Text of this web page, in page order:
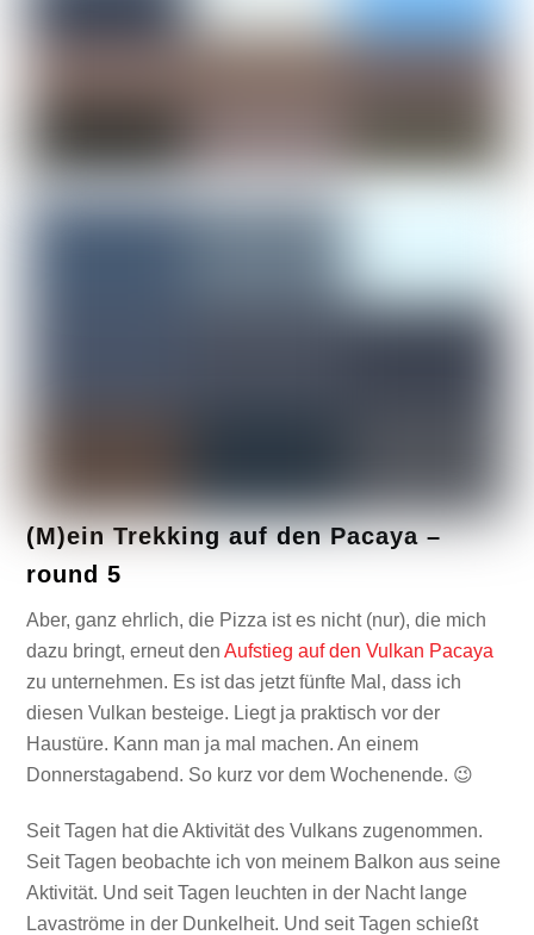
(M)ein Trekking auf den Pacaya –
round 5
Aber, ganz ehrlich, die Pizza ist es nicht (nur), die mich
dazu bringt, erneut denAufstieg auf den Vulkan Pacaya
zu unternehmen. Es ist das jetzt fünfte Mal, dass ich
diesen Vulkan besteige. Liegt ja praktisch vor der
Haustüre. Kann man ja mal machen. An einem
Donnerstagabend. So kurz vor dem Wochenende. 😉
Seit Tagen hat die Aktivität des Vulkans zugenommen.
Seit Tagen beobachte ich von meinem Balkon aus seine
Aktivität. Und seit Tagen leuchten in der Nacht lange
Lavaströme in der Dunkelheit. Und seit Tagen schießt